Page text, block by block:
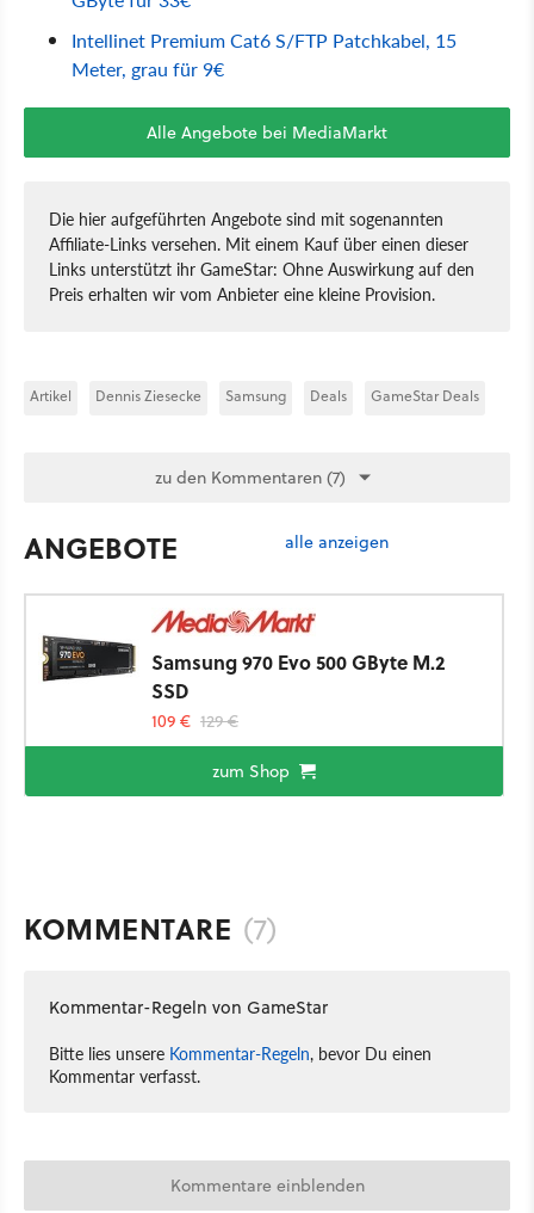
Intellinet Premium Cat6 S/FTP Patchkabel, 15
Meter, grau für 9€
Alle Angebote bei MediaMarkt
Die hier aufgeführten Angebote sind mit sogenannten
Affiliate-Links versehen. Mit einem Kauf über einen dieser
Links unterstützt ihr GameStar: Ohne Auswirkung auf den
Preis erhalten wir vom Anbieter eine kleine Provision.
Artikel Dennis Ziesecke Samsung Deals GameStar Deals
zu den Kommentaren (7)
ANGEBOTE alle anzeigen
Samsung 970 Evo 500 GByte M.2
SSD
109 € 129 €
zum Shop
KOMMENTARE (7)
Kommentar-Regeln von GameStar
Bitte lies unsere Kommentar-Regeln, bevor Du einen
Kommentar verfasst.
Kommentare einblenden